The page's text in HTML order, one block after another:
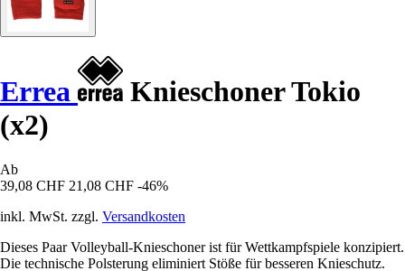
Errea
Knieschoner Tokio
(x2)
Ab
39,08 CHF 21,08 CHF -46%
inkl. MwSt. zzgl. Versandkosten
Dieses Paar Volleyball-Knieschoner ist für Wettkampfspiele konzipiert.
Die technische Polsterung eliminiert Stöße für besseren Knieschutz.